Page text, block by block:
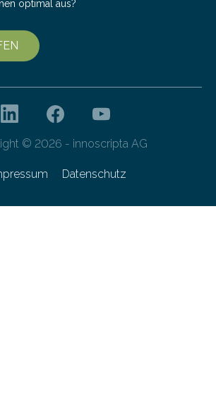
optimal aus?
© 2026 - innoscripta AG
Datenschutz